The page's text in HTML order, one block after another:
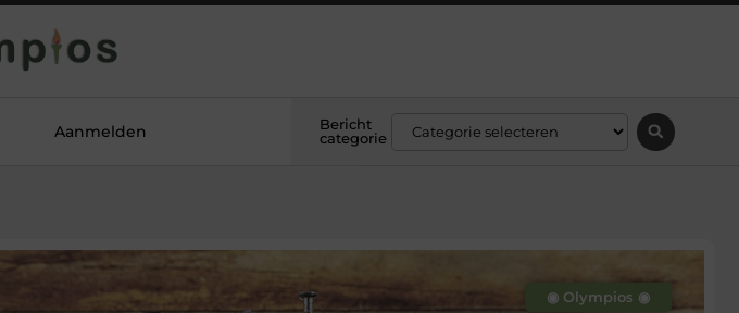
Aanmelden
Bericht
categorie
◉ Olympios ◉